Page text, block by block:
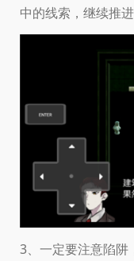
中的线索，继续推进
3、一定要注意陷阱